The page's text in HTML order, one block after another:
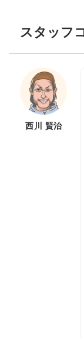
スタッフ
西川 賢治